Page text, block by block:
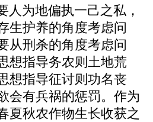
人为地偏执一己之私，
生护养的角度考虑问
从刑杀的角度考虑问
想指导务农则土地荒
想指导征讨则功名丧
会有兵祸的惩罚。作为
夏秋农作物生长收获之